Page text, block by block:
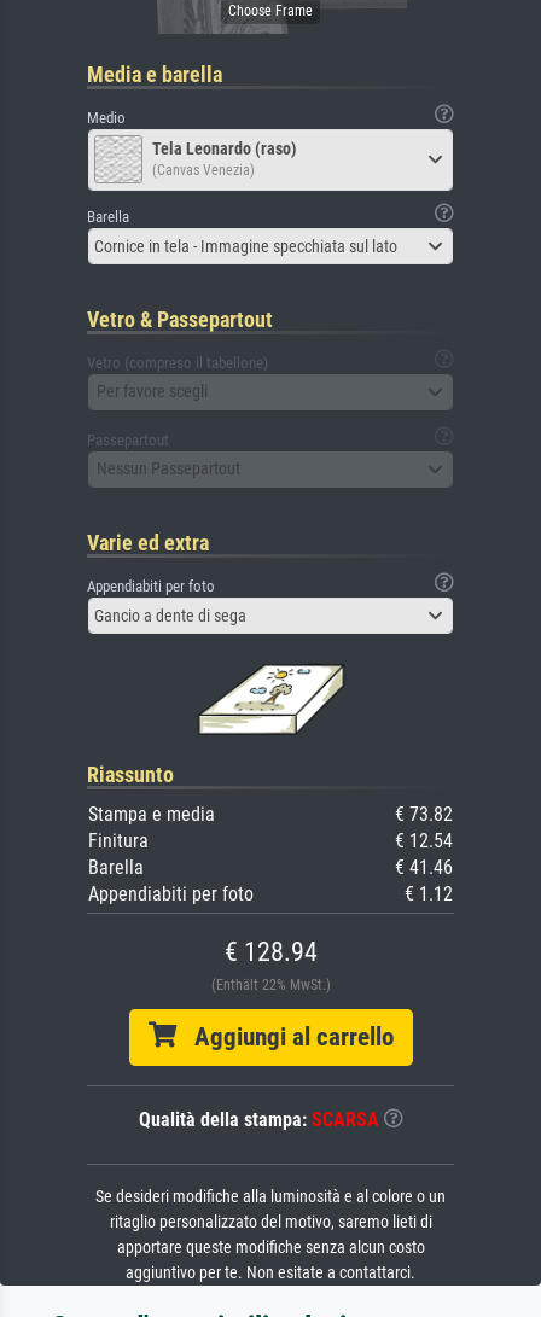
Media e barella
Medio
Tela Leonardo (raso)
(Canvas Venezia)
Barella
Cornice in tela - Immagine specchiata sul lato
Vetro & Passepartout
Vetro (compreso il tabellone)
Per favore scegli
Passepartout
Nessun Passepartout
Varie ed extra
Appendiabiti per foto
Gancio a dente di sega
Riassunto
Stampa e media
€ 73.82
Finitura
€ 12.54
Barella
€ 41.46
Appendiabiti per foto
€ 1.12
€ 128.94
(Enthält 22% MwSt.)
Aggiungi al carrello
Qualità della stampa: SCARSA
Se desideri modifiche alla luminosità e al colore o un
ritaglio personalizzato del motivo, saremo lieti di
apportare queste modifiche senza alcun costo
aggiuntivo per te. Non esitate a contattarci.